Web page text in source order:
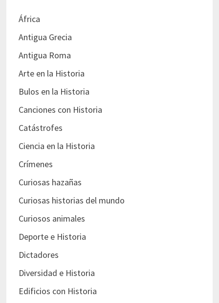
África
Antigua Grecia
Antigua Roma
Arte en la Historia
Bulos en la Historia
Canciones con Historia
Catástrofes
Ciencia en la Historia
Crímenes
Curiosas hazañas
Curiosas historias del mundo
Curiosos animales
Deporte e Historia
Dictadores
Diversidad e Historia
Edificios con Historia